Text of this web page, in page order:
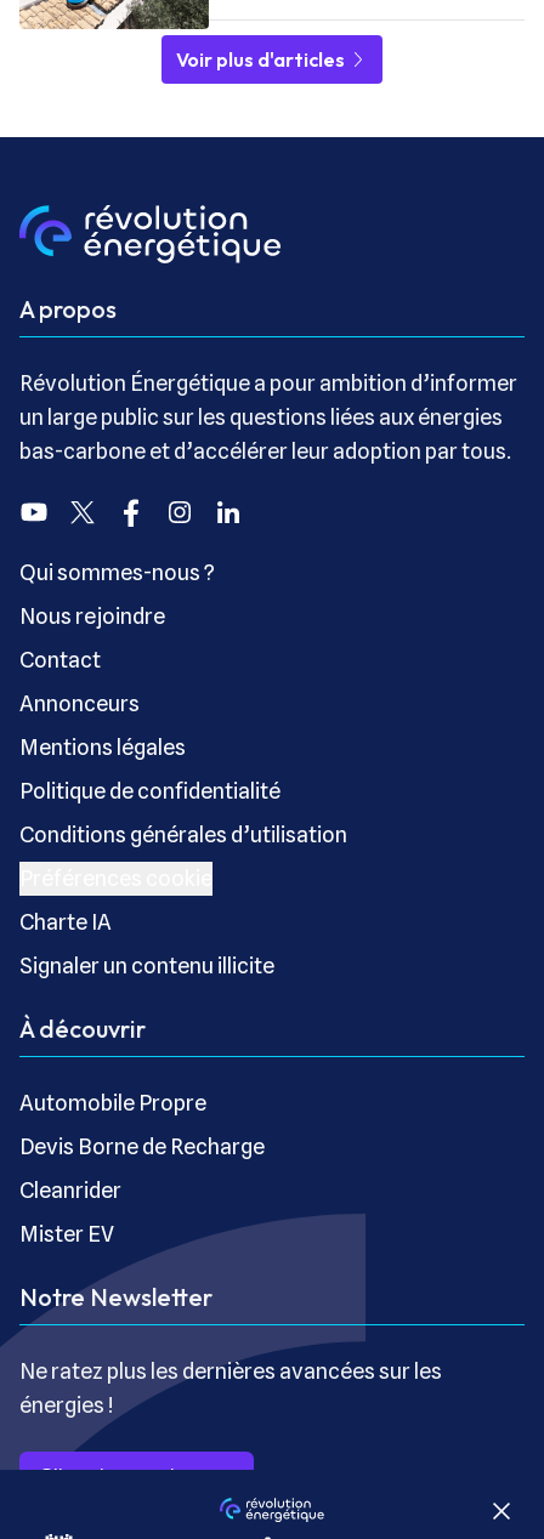
Voir plus d'articles
A propos
Révolution Énergétique a pour ambition d’informer
un large public sur les questions liées aux énergies
bas-carbone et d’accélérer leur adoption par tous.
YoutubeTwitter FacebookInstagramLinkedin
Qui sommes-nous ?
Nous rejoindre
Contact
Annonceurs
Mentions légales
Politique de confidentialité
Conditions générales d’utilisation
Charte IA
Signaler un contenu illicite
À découvrir
Automobile Propre
Devis Borne de Recharge
Cleanrider
Mister EV
Notre Newsletter
Ne ratez plus les dernières avancées sur les
énergies !
S’inscrire gratuitement